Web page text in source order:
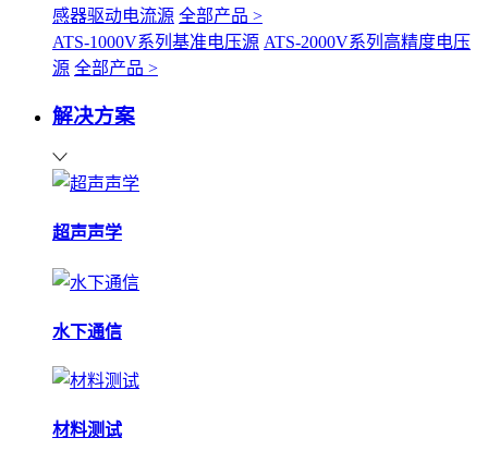
感器驱动电流源 全部产品 >
ATS-1000V系列基准电压源 ATS-2000V系列高精度电压
源 全部产品 >
解决方案
超声声学
水下通信
材料测试